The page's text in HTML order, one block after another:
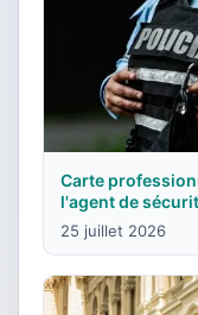
Carte
l'agent de
25 juillet 2026